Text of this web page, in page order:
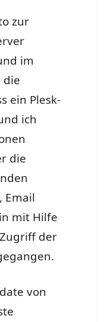
zur
im
die
ein Plesk-
ich
die
Email
mit Hilfe
Zugriff der
von